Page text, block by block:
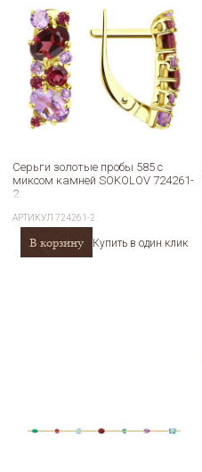
Серьги золотые пробы 585 с
миксом камней SOKOLOV 724261-
2
АРТИКУЛ724261-2
В корзину Купить в один клик